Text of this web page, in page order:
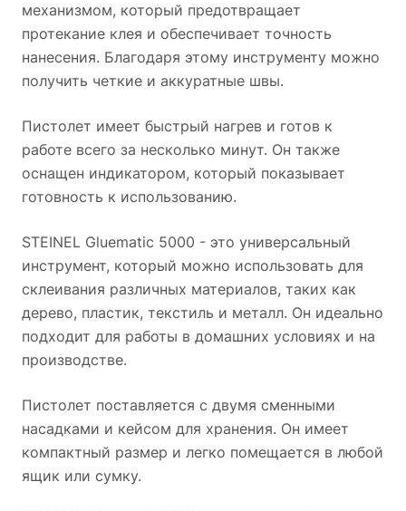
механизмом, который предотвращает
протекание клея и обеспечивает точность
нанесения. Благодаря этому инструменту можно
получить четкие и аккуратные швы.
Пистолет имеет быстрый нагрев и готов к
работе всего за несколько минут. Он также
оснащен индикатором, который показывает
готовность к использованию.
STEINEL Gluematic 5000 - это универсальный
инструмент, который можно использовать для
склеивания различных материалов, таких как
дерево, пластик, текстиль и металл. Он идеально
подходит для работы в домашних условиях и на
производстве.
Пистолет поставляется с двумя сменными
насадками и кейсом для хранения. Он имеет
компактный размер и легко помещается в любой
ящик или сумку.